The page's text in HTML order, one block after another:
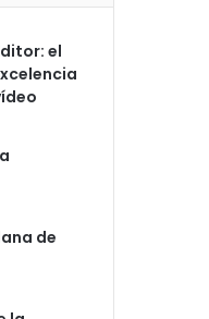
el
de